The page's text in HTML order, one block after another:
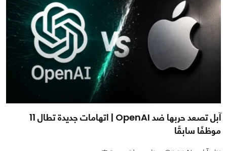
آبل تصعد حربها ضد OpenAI | اتهامات جديدة تطال 11
موظفًا سابقًا